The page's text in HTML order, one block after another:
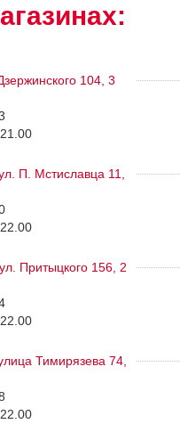
104, 3
П. Мстиславца 11,
Притыцкого 156, 2
Тимирязева 74,